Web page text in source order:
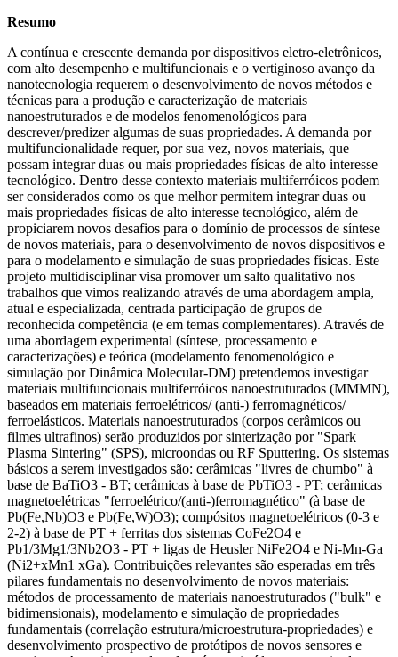
Resumo
A contínua e crescente demanda por dispositivos eletro-eletrônicos,
com alto desempenho e multifuncionais e o vertiginoso avanço da
nanotecnologia requerem o desenvolvimento de novos métodos e
técnicas para a produção e caracterização de materiais
nanoestruturados e de modelos fenomenológicos para
descrever/predizer algumas de suas propriedades. A demanda por
multifuncionalidade requer, por sua vez, novos materiais, que
possam integrar duas ou mais propriedades físicas de alto interesse
tecnológico. Dentro desse contexto materiais multiferróicos podem
ser considerados como os que melhor permitem integrar duas ou
mais propriedades físicas de alto interesse tecnológico, além de
propiciarem novos desafios para o domínio de processos de síntese
de novos materiais, para o desenvolvimento de novos dispositivos e
para o modelamento e simulação de suas propriedades físicas. Este
projeto multidisciplinar visa promover um salto qualitativo nos
trabalhos que vimos realizando através de uma abordagem ampla,
atual e especializada, centrada participação de grupos de
reconhecida competência (e em temas complementares). Através de
uma abordagem experimental (síntese, processamento e
caracterizações) e teórica (modelamento fenomenológico e
simulação por Dinâmica Molecular-DM) pretendemos investigar
materiais multifuncionais multiferróicos nanoestruturados (MMMN),
baseados em materiais ferroelétricos/ (anti-) ferromagnéticos/
ferroelásticos. Materiais nanoestruturados (corpos cerâmicos ou
filmes ultrafinos) serão produzidos por sinterização por "Spark
Plasma Sintering" (SPS), microondas ou RF Sputtering. Os sistemas
básicos a serem investigados são: cerâmicas "livres de chumbo" à
base de BaTiO3 - BT; cerâmicas à base de PbTiO3 - PT; cerâmicas
magnetoelétricas "ferroelétrico/(anti-)ferromagnético" (à base de
Pb(Fe,Nb)O3 e Pb(Fe,W)O3); compósitos magnetoelétricos (0-3 e
2-2) à base de PT + ferritas dos sistemas CoFe2O4 e
Pb1/3Mg1/3Nb2O3 - PT + ligas de Heusler NiFe2O4 e Ni-Mn-Ga
(Ni2+xMn1 xGa). Contribuições relevantes são esperadas em três
pilares fundamentais no desenvolvimento de novos materiais:
métodos de processamento de materiais nanoestruturados ("bulk" e
bidimensionais), modelamento e simulação de propriedades
fundamentais (correlação estrutura/microestrutura-propriedades) e
desenvolvimento prospectivo de protótipos de novos sensores e